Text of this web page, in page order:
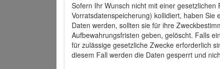
Sofern Ihr Wunsch nicht mit einer
Vorratsdatenspeicherung) kollidiert, haben
Daten werden, sollten sie für ihre
Aufbewahrungsfristen geben, gelöscht. Falls
für zulässige gesetzliche Zwecke erforderlich
diesem Fall werden die Daten gesperrt und